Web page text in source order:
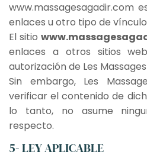
www.massagesagadir.com
enlaces u otro tipo de
El sitio
enlaces a otros sitios
autorización de Les
Sin embargo, Les
verificar el contenido de
lo tanto, no asume
respecto.
5- LEY APLICABLE